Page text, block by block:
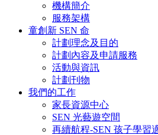
機構簡介
服務架構
童創新 SEN 命
計劃理念及目的
計劃內容及申請服務
活動與資訊
計劃刊物
我們的工作
家長資源中心
SEN 光藝遊空間
再續航程-SEN 孩子學習